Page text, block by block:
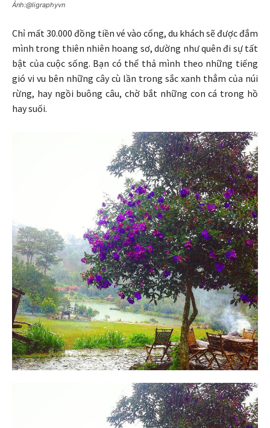
Ảnh:@ligraphyvn
Chỉ mất 30.000 đồng tiền vé vào cổng, du khách sẽ được đắm
mình trong thiên nhiên hoang sơ, dường như quên đi sự tất
bật của cuộc sống. Bạn có thể thả mình theo những tiếng
gió vi vu bên những cây cù lần trong sắc xanh thẳm của núi
rừng, hay ngồi buông câu, chờ bắt những con cá trong hồ
hay suối.